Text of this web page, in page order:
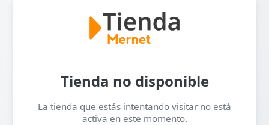
Tienda no disponible
La tienda que estás intentando visitar no está
activa en este momento.